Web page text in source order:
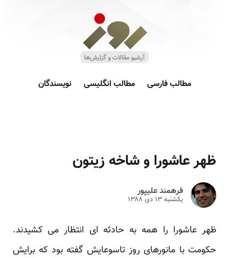
مطالب فارسی مطالب انگلیسی نویسندگان
ظهر عاشورا و شاخه زیتون
فرهمند علیپور
یکشنبه ۱۳ دى ۱۳۸۸
ظهر عاشورا را همه به حادثه ای انتظار می کشیدند.
حکومت با مانورهای روز تاسوعایش گفته بود که برایش